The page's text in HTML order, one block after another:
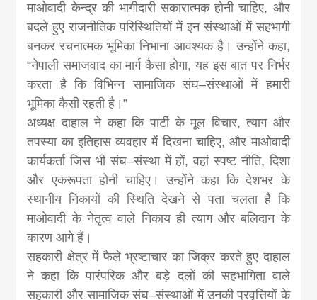
माओवादी केन्द्र की भागीदारी सकारात्मक होनी चाहिए, और
बदले हुए राजनीतिक परिस्थितियों में इन संस्थाओं में सहभागी
बनकर रचनात्मक भूमिका निभाना आवश्यक है। उन्होंने कहा,
“नेपाली समाजवाद का मार्ग कैसा होगा, यह इस बात पर निर्भर
करता है कि विभिन्न सामाजिक संघ–संस्थाओं में हमारी
भूमिका कैसी रहती है।”
अध्यक्ष दाहाल ने कहा कि पार्टी के मूल विचार, त्याग और
तपस्या का इतिहास व्यवहार में दिखना चाहिए, और माओवादी
कार्यकर्ता जिस भी संघ–संस्था में हों, वहां स्पष्ट नीति, दिशा
और एकरूपता होनी चाहिए। उन्होंने कहा कि देशभर के
स्थानीय निकायों की स्थिति देखने से पता चलता है कि
माओवादी के नेतृत्व वाले निकाय ही त्याग और बलिदान के
कारण आगे हैं।
सहकारी क्षेत्र में फैले भ्रष्टाचार का जिक्र करते हुए दाहाल
ने कहा कि पारंपरिक और बड़े दलों की सहभागिता वाले
सहकारी और सामाजिक संघ–संस्थाओं में उनकी प्रवृत्तियों के